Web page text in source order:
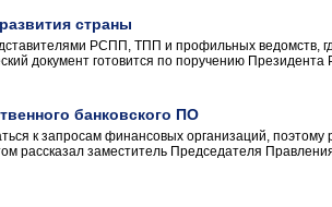
страны
РСПП, ТПП и профильных ведомств,
документ готовится по поручению Президента
банковского ПО
к запросам финансовых организаций, поэтому
рассказал заместитель Председателя